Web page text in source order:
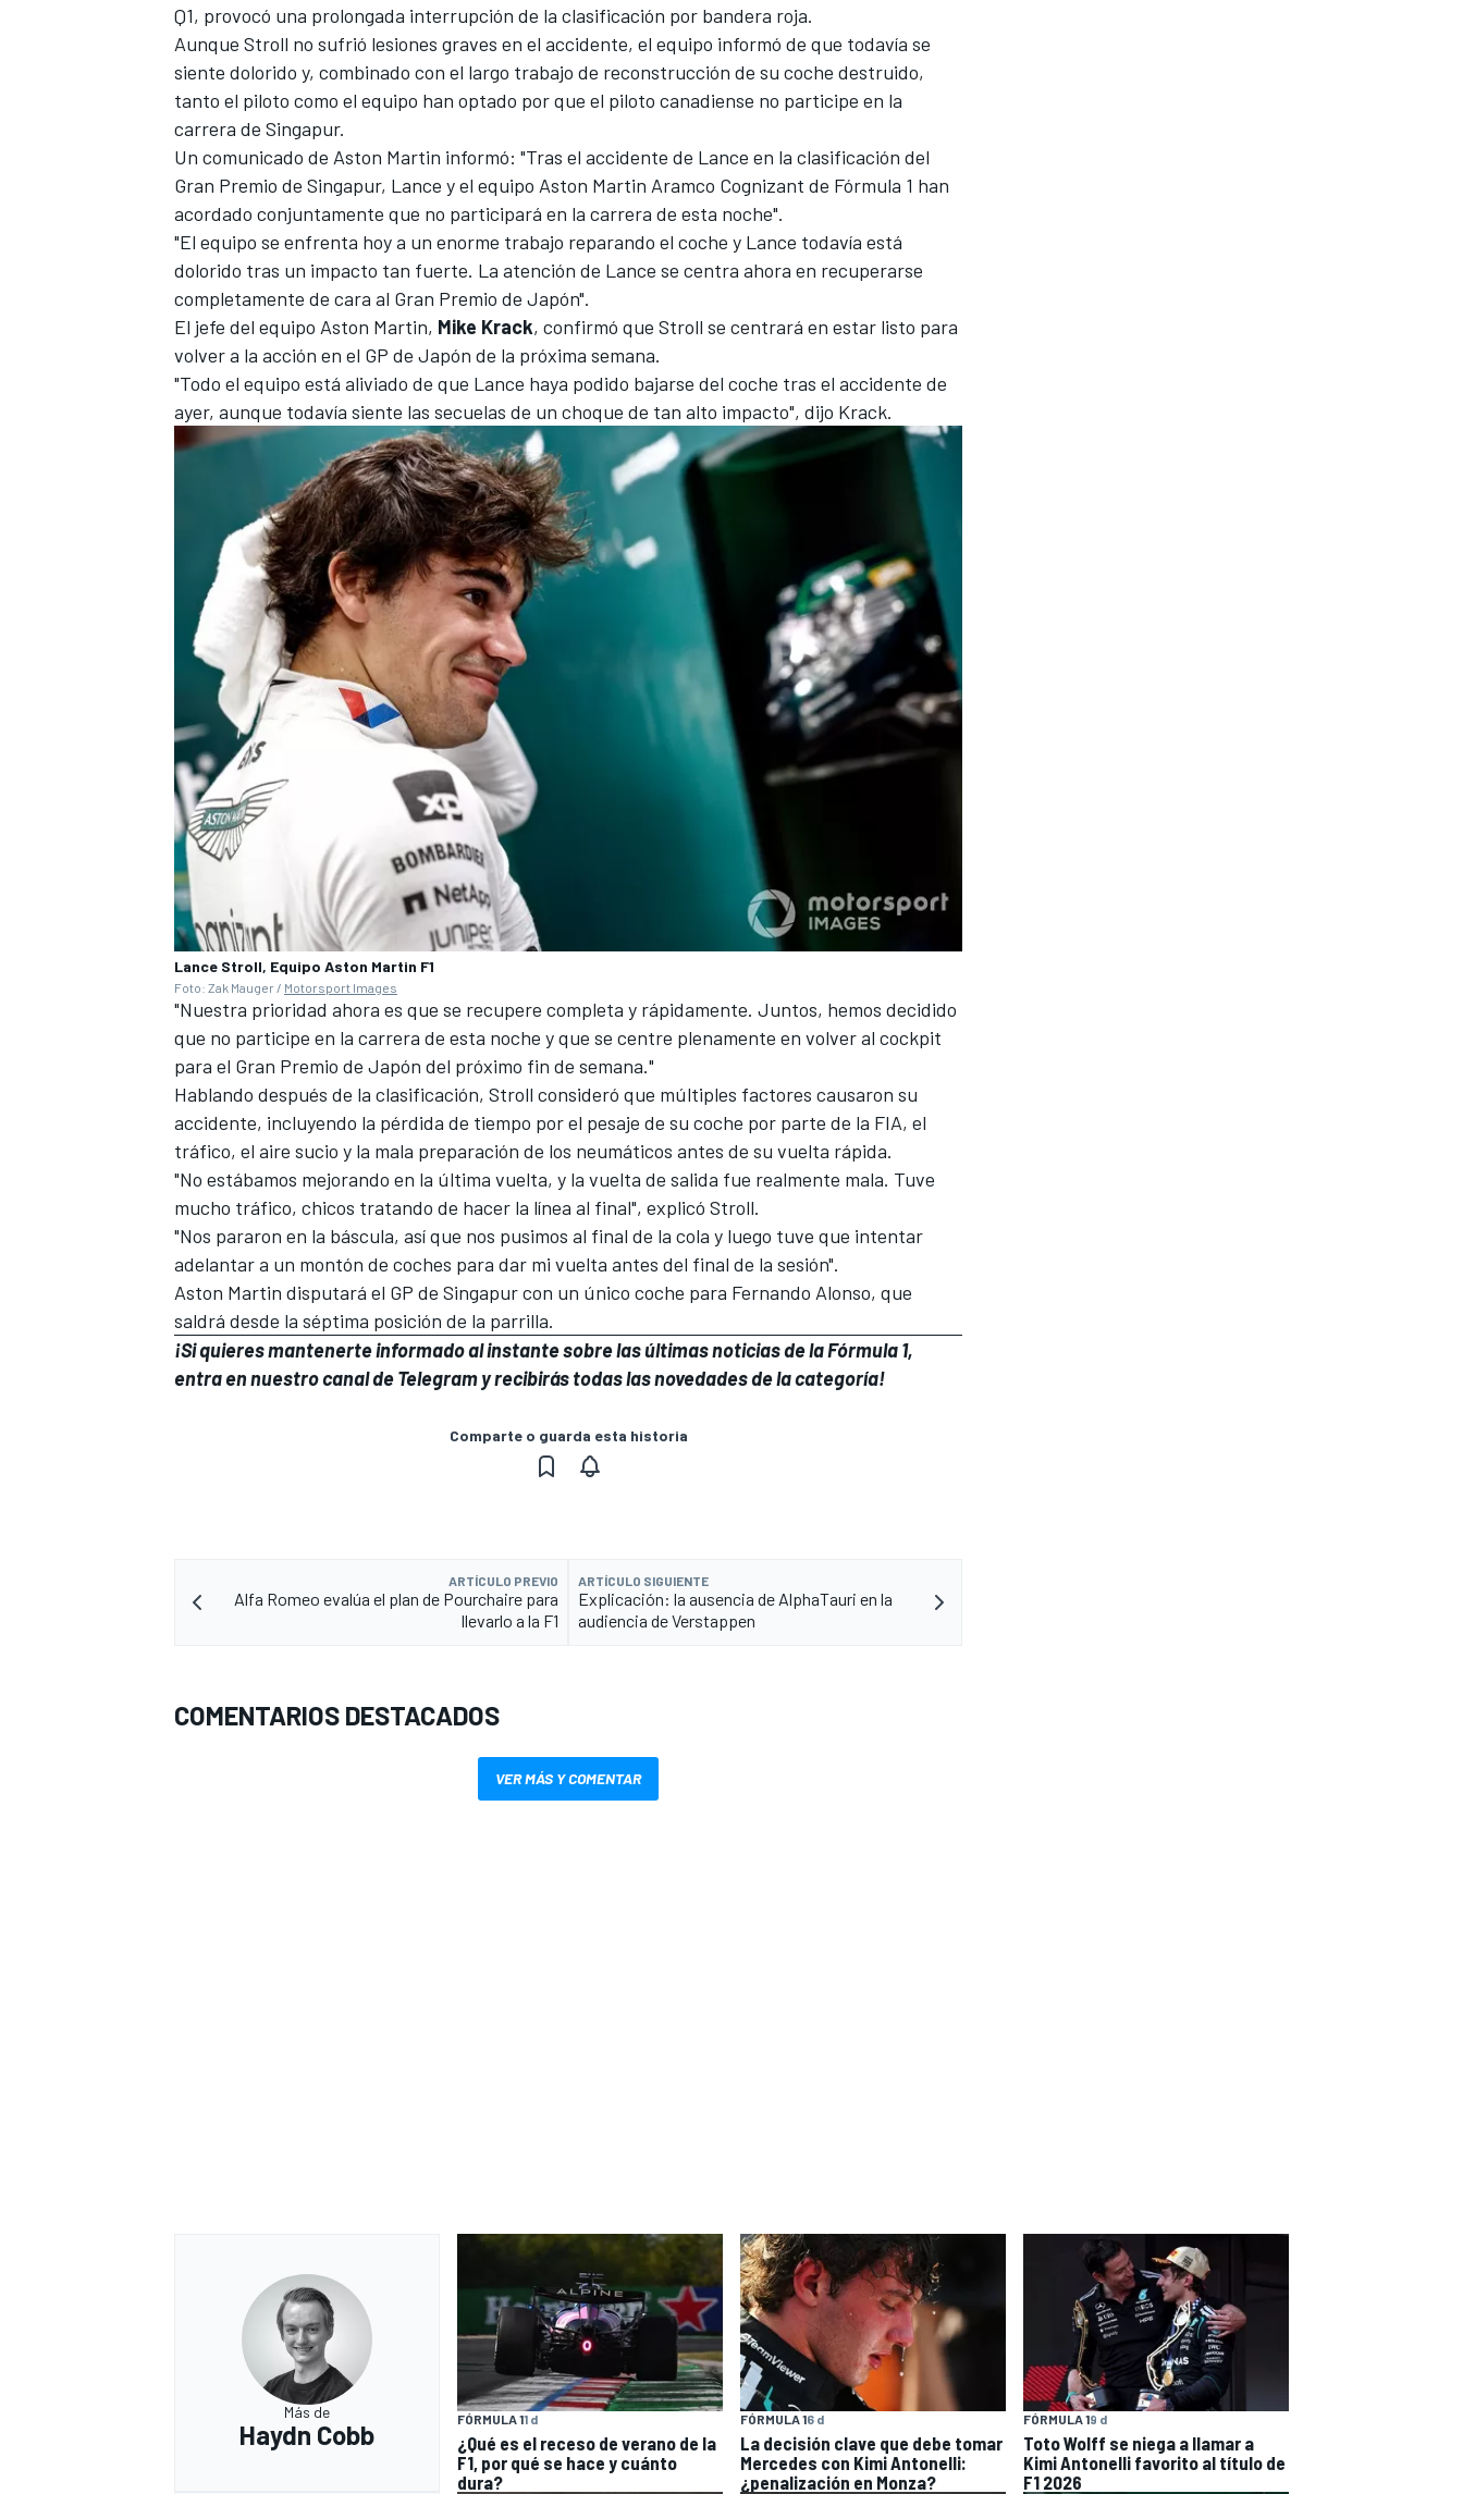
FÓRMULA E
WRC
MÁS CATEGORÍAS
Q1, provocó una prolongada interrupción de la clasificación por bandera roja.
Aunque Stroll no sufrió lesiones graves en el accidente, el equipo informó de que todavía se
siente dolorido y, combinado con el largo trabajo de reconstrucción de su coche destruido,
tanto el piloto como el equipo han optado por que el piloto canadiense no participe en la
carrera de Singapur.
Un comunicado de Aston Martin informó: "Tras el accidente de Lance en la clasificación del
Gran Premio de Singapur, Lance y el equipo Aston Martin Aramco Cognizant de Fórmula 1 han
acordado conjuntamente que no participará en la carrera de esta noche".
"El equipo se enfrenta hoy a un enorme trabajo reparando el coche y Lance todavía está
dolorido tras un impacto tan fuerte. La atención de Lance se centra ahora en recuperarse
completamente de cara al Gran Premio de Japón".
El jefe del equipo Aston Martin, Mike Krack, confirmó que Stroll se centrará en estar listo para
volver a la acción en el GP de Japón de la próxima semana.
"Todo el equipo está aliviado de que Lance haya podido bajarse del coche tras el accidente de
ayer, aunque todavía siente las secuelas de un choque de tan alto impacto", dijo Krack.
Lance Stroll, Equipo Aston Martin F1
Foto: Zak Mauger / Motorsport Images
"Nuestra prioridad ahora es que se recupere completa y rápidamente. Juntos, hemos decidido
que no participe en la carrera de esta noche y que se centre plenamente en volver al cockpit
para el Gran Premio de Japón del próximo fin de semana."
Hablando después de la clasificación, Stroll consideró que múltiples factores causaron su
accidente, incluyendo la pérdida de tiempo por el pesaje de su coche por parte de la FIA, el
tráfico, el aire sucio y la mala preparación de los neumáticos antes de su vuelta rápida.
"No estábamos mejorando en la última vuelta, y la vuelta de salida fue realmente mala. Tuve
mucho tráfico, chicos tratando de hacer la línea al final", explicó Stroll.
"Nos pararon en la báscula, así que nos pusimos al final de la cola y luego tuve que intentar
adelantar a un montón de coches para dar mi vuelta antes del final de la sesión".
Aston Martin disputará el GP de Singapur con un único coche para Fernando Alonso, que
saldrá desde la séptima posición de la parrilla.
¡Si quieres mantenerte informado al instante sobre las últimas noticias de la Fórmula 1,
entra ennuestro canal de Telegramy recibirás todas las novedades de la categoría!
Comparte o guarda esta historia
ARTÍCULO PREVIO
Alfa Romeo evalúa el plan de Pourchaire para
llevarlo a la F1
ARTÍCULO SIGUIENTE
Explicación: la ausencia de AlphaTauri en la
audiencia de Verstappen
COMENTARIOS DESTACADOS
VER MÁS Y COMENTAR
Más de
Haydn Cobb
FÓRMULA 11 d
¿Qué es el receso de verano de la
F1, por qué se hace y cuánto
dura?
FÓRMULA 16 d
La decisión clave que debe tomar
Mercedes con Kimi Antonelli:
¿penalización en Monza?
FÓRMULA 19 d
Toto Wolff se niega a llamar a
Kimi Antonelli favorito al título de
F1 2026